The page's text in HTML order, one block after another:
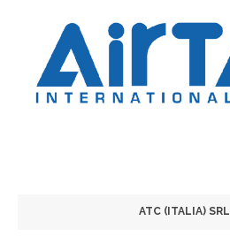
ATC (ITALIA) SRL